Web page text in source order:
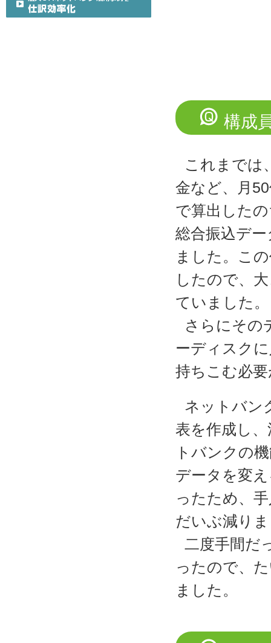
構成
これまでは
金など、月
で算出した
総合振込デ
ました。こ
したので、
ていました。
さらにその
ーディスク
持ちこむ必
ネットバン
表を作成し
トバンクの
データを変
ったため、
だいぶ減り
二度手間だ
ったので、
ました。